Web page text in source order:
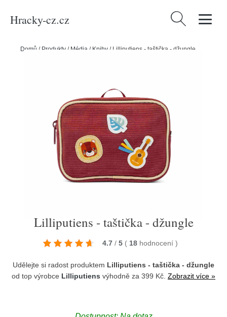
Hracky-cz.cz Vyhledávání
Domů / Produkty / Média / Knihy / Lilliputiens - taštička - džungle
Lilliputiens - taštička - džungle
4.7 / 5 ( 18 hodnocení )
Udělejte si radost produktem Lilliputiens - taštička - džungle
od top výrobce Lilliputiens výhodně za 399 Kč. Zobrazit více »